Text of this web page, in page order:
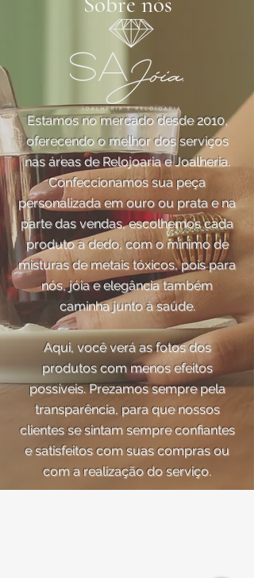
Estamos no mercado desde 2010,
oferecendo o melhor dos serviços
nas áreas de Relojoaria e Joalheria.
Confeccionamos sua peça
personalizada em ouro ou prata e na
parte das vendas, escolhemos cada
produto a dedo, com o mínimo de
misturas de metais tóxicos, pois para
nós, jóia e elegância também
caminha junto à saúde.
Aqui, você verá as fotos dos
produtos com menos efeitos
possíveis. Prezamos sempre pela
transparência, para que nossos
clientes se sintam sempre confiantes
e satisfeitos com suas compras ou
com a realização do serviço.